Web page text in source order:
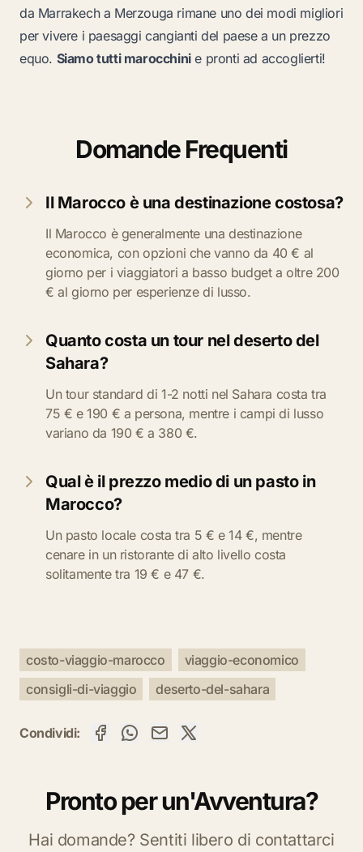
da Marrakech a Merzouga rimane uno dei modi migliori
per vivere i paesaggi cangianti del paese a un prezzo
equo. Siamo tutti marocchinie pronti ad accoglierti!
Domande Frequenti
Il Marocco è una destinazione costosa?
Il Marocco è generalmente una destinazione
economica, con opzioni che vanno da 40 € al
giorno per i viaggiatori a basso budget a oltre 200
€ al giorno per esperienze di lusso.
Quanto costa un tour nel deserto del
Sahara?
Un tour standard di 1-2 notti nel Sahara costa tra
75 € e 190 € a persona, mentre i campi di lusso
variano da 190 € a 380 €.
Qual è il prezzo medio di un pasto in
Marocco?
Un pasto locale costa tra 5 € e 14 €, mentre
cenare in un ristorante di alto livello costa
solitamente tra 19 € e 47 €.
costo-viaggio-marocco
viaggio-economico
consigli-di-viaggio
deserto-del-sahara
Condividi:
Pronto per un'Avventura?
Hai domande? Sentiti libero di contattarci